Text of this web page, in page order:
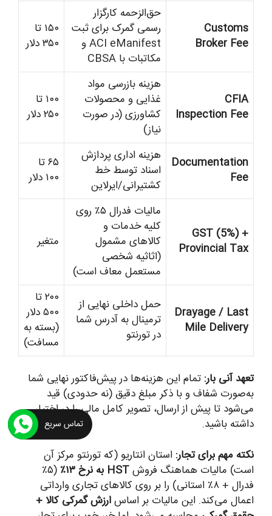
Customs
Broker Fee
حق‌الزحمه کارگزار
رسمی گمرک برای ثبت
ACI eManifest و
مکاتبات با CBSA
۱۵۰ تا
۳۵۰ دلار
CFIA
Inspection Fee
هزینه بازرسی مواد
غذایی و محصولات
کشاورزی (در صورت
نیاز)
۱۰۰ تا
۲۵۰ دلار
Documentation
Fee
هزینه اداری پردازش
اسناد توسط خط
کشتیرانی/ایرلاین
۶۵ تا
۱۰۰ دلار
GST (5%) +
Provincial Tax
مالیات فدرال ۵٪ روی
کلیه خدمات و
کالاهای مشمول
(اثاثیه شخصی
مستعمل معاف است)
متغیر
Drayage / Last
Mile Delivery
حمل داخلی نهایی از
ترمینال به آدرس شما
در تورنتو
۲۰۰ تا
۵۰۰ دلار
(بسته به
مسافت)
تعهد آنی بار: تمام این هزینه‌ها در پیش‌فاکتور نهایی شما
به‌صورت شفاف و با ذکر مبلغ دقیق (نه حدودی) قید
می‌شود تا پیش از ارسال، تصویر کامل مالی را در اختیار
داشته باشید.
نکته مهم برای تجار: استان انتاریو (که تورنتو مرکز آن
است) مالیات هماهنگ فروشHST به نرخ ۱۳٪
(۵٪
فدرال + ۸٪ استانی) را بر روی کالاهای تجاری وارداتی
اعمال می‌کند. این مالیات بر اساسارزش گمرکی کالا +
تماس سریع